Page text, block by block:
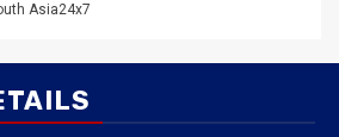
Asia24x7